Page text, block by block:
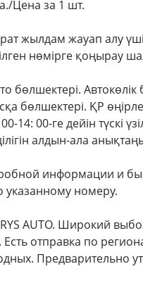
Цена за 1 шт.
жылдам жауап алу
нөмірге қоңырау
бөлшектері.
бөлшектері. ҚР
14: 00-ге дейін түскі
алдын-ала
информации и
указанному номеру.
AUTO. Широкий
отправка по
Предварительно